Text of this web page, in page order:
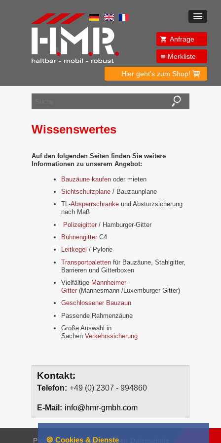
Anfrage
Merkliste
Hier geht's zum Shop!
Wissenswertes
Auf den folgenden Seiten finden Sie weitere
Informationen zu unserem Angebot:
Bauzäune kaufen oder mieten
Sichtschutzplane / Bauzaunplane
TL-Absperrschranke und Absturzsicherung
nach Maß
Polizeigitter / Hamburger-Gitter
Bühnengitter C4
Leitkegel / Pylone
Transportpaletten für Bauzäune, Stahlgitter,
Barrieren und Gitterboxen
Vielfältige Mannheimer-
Gitter (Mannesmann-/Luxemburger-Gitter)
Geschlossener Bauzaun
Passende Rahmenzäune
Große Auswahl in
Sachen Verkehrssicherung
Kontakt:
Telefon: +49 (0) 2307 - 994860
E-Mail: info@hmr-gmbh.com
Produkte News Unternehmen
🍪 Cookies & Dienste